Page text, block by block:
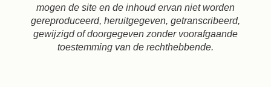
mogen de site en de inhoud ervan niet worden
gereproduceerd, heruitgegeven, getranscribeerd,
gewijzigd of doorgegeven zonder voorafgaande
toestemming van de rechthebbende.
Het HuisDe kamers & Suites
Boek